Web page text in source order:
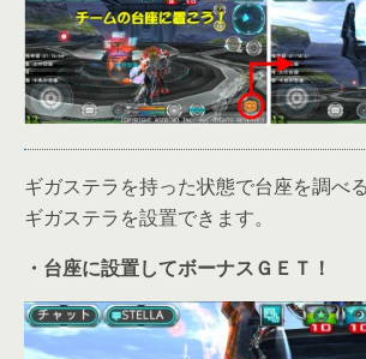
ギガステラを持った状態で台座を調べ
ギガステラを設置できます。
・台座に設置してボーナスＧＥＴ！